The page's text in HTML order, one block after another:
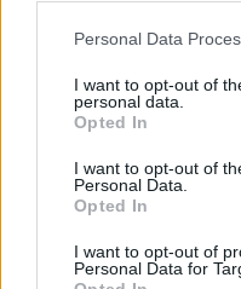
Personal Data
I want to opt-out of
personal data.
Opted In
I want to opt-out of
Personal Data.
Opted In
I want to opt-out of
Personal Data for
Υποστήριξε ότι έχει
αντιπαράθεσης και
που κάποτε
«Λείπει μια
ευγένεια με την
ανέφερε, φέρνοντας
προσωπικότητες